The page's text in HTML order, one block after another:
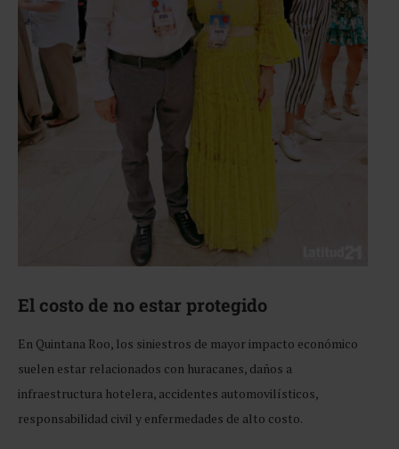
El costo de no estar protegido
En Quintana Roo, los siniestros de mayor impacto económico
suelen estar relacionados con huracanes, daños a
infraestructura hotelera, accidentes automovilísticos,
responsabilidad civil y enfermedades de alto costo.